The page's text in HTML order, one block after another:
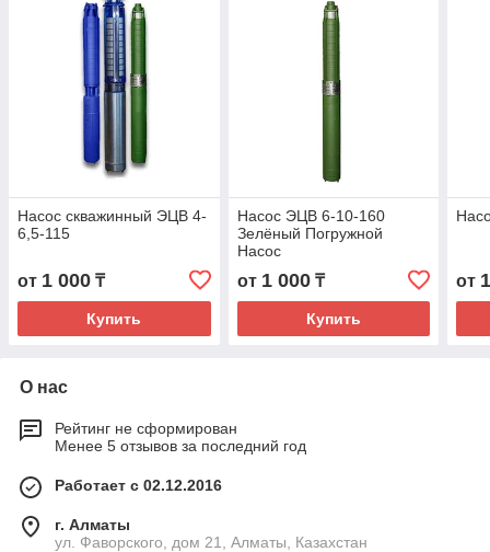
Насос скважинный ЭЦВ 4-
6,5-115
от 1 000 ₸
Купить
Насос ЭЦВ 6-10-160
Зелёный Погружной
Насос
от 1 000₸
Купить
от
О нас
Рейтинг не сформирован
Менее 5 отзывов за последний год
Работает с 02.12.2016
г. Алматы
ул. Фаворского, дом 21, Алматы, Казахстан